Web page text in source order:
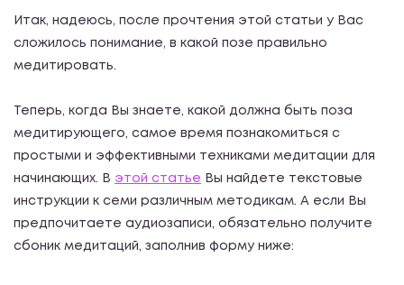
Итак, надеюсь, после прочтения этой статьи у Вас
сложилось понимание, в какой позе правильно
медитировать.
Теперь, когда Вы знаете, какой должна быть поза
медитирующего, самое время познакомиться с
простыми и эффективными техниками медитации для
начинающих. В этой статье Вы найдете текстовые
инструкции к семи различным методикам. А если Вы
предпочитаете аудиозаписи, обязательно получите
сбоник медитаций, заполнив форму ниже: